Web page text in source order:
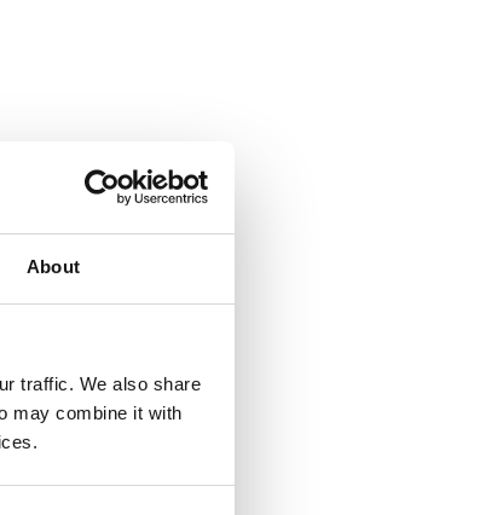
About
traffic. We also share
may combine it with